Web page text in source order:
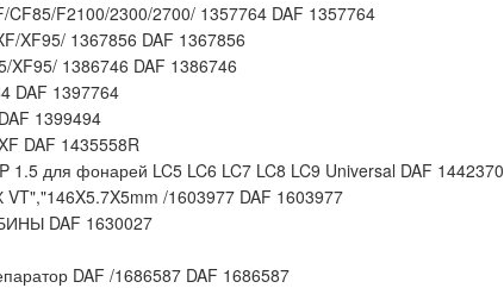
F2100/2300/2700/ 1357764 DAF 1357764
XF95/ 1367856 DAF 1367856
XF95/ 1386746 DAF 1386746
DAF 1397764
1399494
DAF 1435558R
1.5 для фонарей LC5 LC6 LC7 LC8 LC9 Universal DAF 1442370
/1603977 DAF 1603977
DAF 1630027
DAF /1686587 DAF 1686587